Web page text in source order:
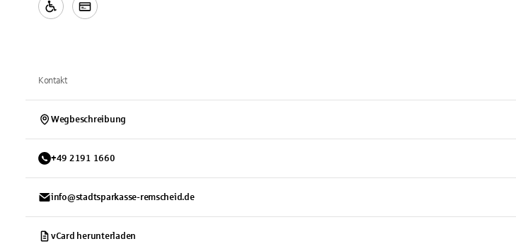
Kontakt
Wegbeschreibung
+49 2191 1660
info@stadtsparkasse-remscheid.de
vCard herunterladen